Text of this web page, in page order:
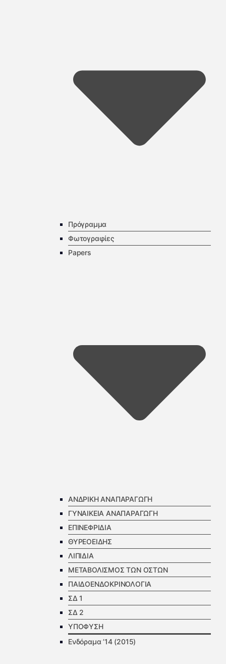
Πρόγραμμα
Φωτογραφίες
Papers
ΑΝΔΡΙΚΗ ΑΝΑΠΑΡΑΓΩΓΗ
ΓΥΝΑΙΚΕΙΑ ΑΝΑΠΑΡΑΓΩΓΗ
ΕΠΙΝΕΦΡΙΔΙΑ
ΘΥΡΕΟΕΙΔΗΣ
ΛΙΠΙΔΙΑ
ΜΕΤΑΒΟΛΙΣΜΟΣ ΤΩΝ ΟΣΤΩΝ
ΠΑΙΔΟΕΝΔΟΚΡΙΝΟΛΟΓΙΑ
ΣΔ 1
ΣΔ 2
ΥΠΟΦΥΣΗ
Ενδόραμα ’14 (2015)